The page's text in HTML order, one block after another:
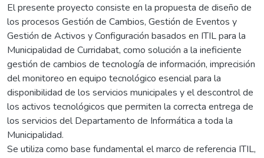
El presente proyecto consiste en la propuesta de diseño de
los procesos Gestión de Cambios, Gestión de Eventos y
Gestión de Activos y Configuración basados en ITIL para la
Municipalidad de Curridabat, como solución a la ineficiente
gestión de cambios de tecnología de información, imprecisión
del monitoreo en equipo tecnológico esencial para la
disponibilidad de los servicios municipales y el descontrol de
los activos tecnológicos que permiten la correcta entrega de
los servicios del Departamento de Informática a toda la
Municipalidad.
Se utiliza como base fundamental el marco de referencia ITIL,